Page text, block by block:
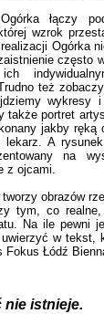
łączy
wzrok
Ogórka
często
też
wykresy i
także portret
jakby
lekarz. A
na
z ojcami.
obrazów
tym, co
Na ile pewni
w tekst,
Fokus Łódź
nie istnieje.